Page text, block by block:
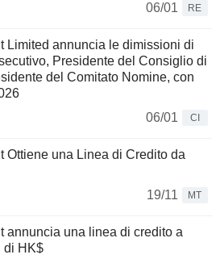
06/01
RE
Limited annuncia le dimissioni di
Presidente del Consiglio di
del Comitato Nomine, con
06/01
CI
Ottiene una Linea di Credito da
19/11
MT
annuncia una linea di credito a
di HK$